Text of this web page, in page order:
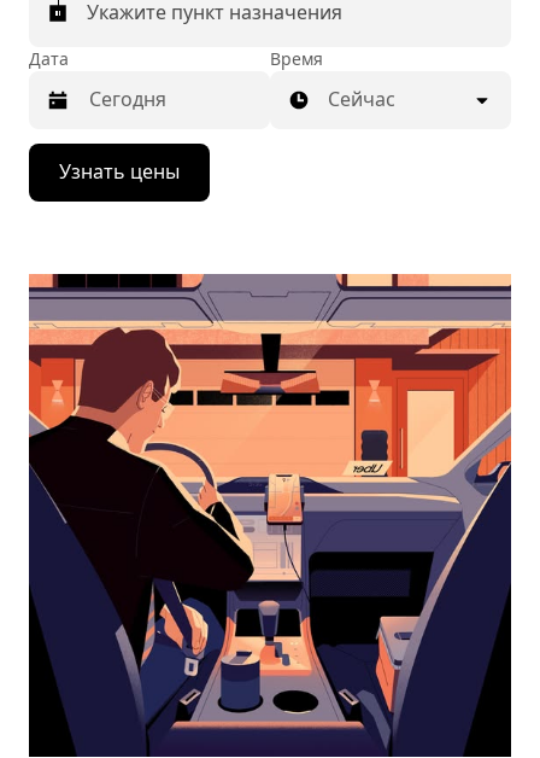
Укажите пункт назначения
Дата
Нажмите
стрелку
вниз,
календарю
выбрать
дату.
Чтобы
закрыть
календарь,
нажмите
Esc.
Время
Сейчас
Узнать цены